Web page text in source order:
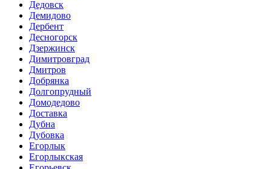
Дедовск
Демидово
Дербент
Десногорск
Дзержинск
Димитровград
Дмитров
Добрянка
Долгопрудный
Домодедово
Доставка
Дубна
Дубовка
Егорлык
Егорлыкская